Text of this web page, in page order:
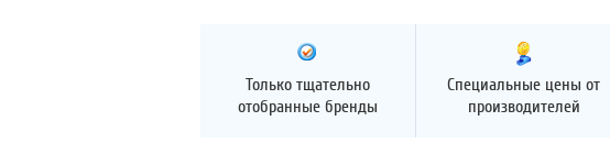
Только тщательно
отобранные бренды
Специальные цены от
производителей